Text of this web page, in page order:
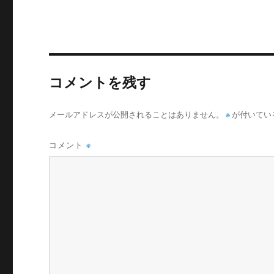
コメントを残す
メールアドレスが公開されることはありません。 ※ が付いて
コメント※